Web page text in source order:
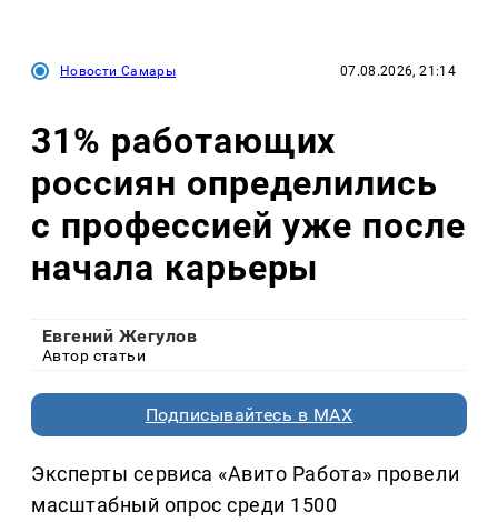
Новости Самары 07.08.2026, 21:14
31% работающих
россиян определились
с профессией уже после
начала карьеры
Евгений Жегулов
Автор статьи
Подписывайтесь в MAX
Эксперты сервиса «Авито Работа» провели
масштабный опрос среди 1500